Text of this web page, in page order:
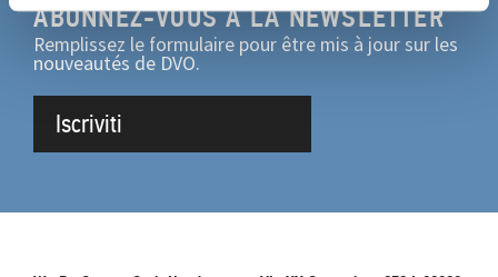
ABONNEZ-VOUS À LA NEWSLETTER
Remplissez le formulaire pour être mis à jour sur les
nouveautés de DVO.
Iscriviti